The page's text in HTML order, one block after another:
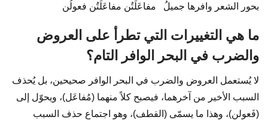
بحور الشعر وافرها جميلُ مفاعَلَتُن مفاعَلَتُن فعولُن
ما هي التغييرات التي تطرأ على العروض
والضرب في البحر الوافر التام؟
لا يُستعمل العروض والضرب في البحر الوافر صحيحين، بل يُحذف
السبب الأخير من آخرهما، فيصبح كلاً منهما (مُفاعَل)، ويحوّل إلى
(فَعولن)، وهذا ما يسمّى (القطف)، وهو اجتماع حذف السبب